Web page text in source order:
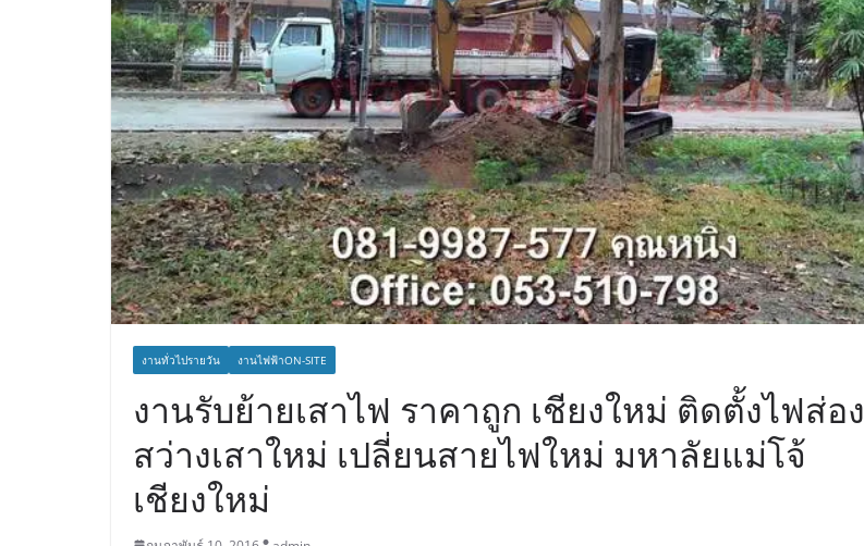
งานทั่วไปรายวัน งานไฟฟ้าON-SITE
งานรับย้ายเสาไฟ ราคาถูก เชียงใหม่ ติดตั้งไฟส่อง
สว่างเสาใหม่ เปลี่ยนสายไฟใหม่ มหาลัยแม่โจ้
เชียงใหม่